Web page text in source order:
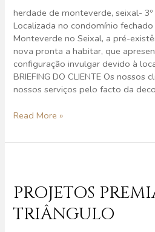
herdade de monteverde, seixal- 3º
Localizada no condomínio
Monteverde no Seixal, a pré-
nova pronta a habitar, que
configuração invulgar devido à
BRIEFING DO CLIENTE Os nossos
nossos serviços pelo facto da
Read More »
PROJETOS
TRIÂNGULO
Café
Triângulo